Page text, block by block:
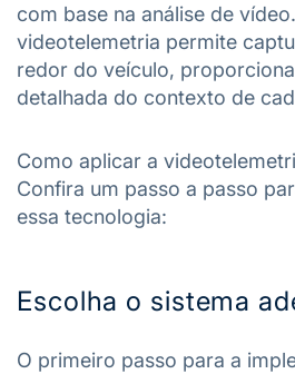
com base na análise de
videotelemetria permite
redor do veículo,
detalhada do contexto de
Como aplicar a
Confira um passo a passo
essa tecnologia:
Escolha o sistema
O primeiro passo para a